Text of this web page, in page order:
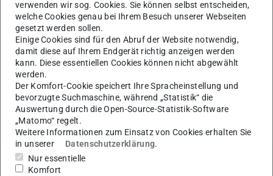
KONTAKT
verwenden wir sog. Cookies. Sie können selbst entscheiden,
welche Cookies genau bei Ihrem Besuch unserer Webseiten
gesetzt werden sollen.
Einige Cookies sind für den Abruf der Website notwendig,
damit diese auf Ihrem Endgerät richtig anzeigen werden
kann. Diese essentiellen Cookies können nicht abgewählt
werden.
Der Komfort-Cookie speichert Ihre Spracheinstellung und
bevorzugte Suchmaschine, während „Statistik“ die
Auswertung durch die Open-Source-Statistik-Software
„Matomo“ regelt.
Weitere Informationen zum Einsatz von Cookies erhalten Sie
in unserer
Datenschutzerklärung.
Nur essentielle
Komfort